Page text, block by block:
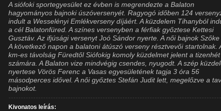
A siófoki sportegyesület ez évben is megrendezte a Balaton
hagyományos bajnoki úszóversenyét. Ragyogó időben 124
indult a Wesselényi Emlékverseny díjáért. A küzdelem Tihanyból
a cél Balatonfüred. A színes versenyben a férfiak győztese Kettesi
Gusztáv. Az ifjúsági versenyt Joó Sándor nyerte. A női bajnok
A következő napon a balatoni átúszó verseny résztvevői startolnak.
km-es távolság Füredtől Siófokig komoly küzdelmet jelent a
számára. A Balaton vize mindvégig csendes, nyugodt. A szép
nyertese Vörös Ferenc a Vasas egyesületének tagja 3 óra 56
másodperces idővel. A női győztes Stefán Judit lett, megelőzve a
bajnokot.
Kivonatos leírás: